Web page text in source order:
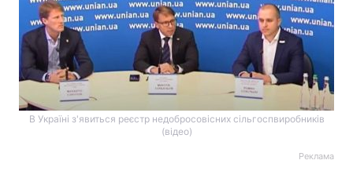
В Україні з'явиться реєстр недобросовісних сільгоспвиробників
(відео)
Реклама